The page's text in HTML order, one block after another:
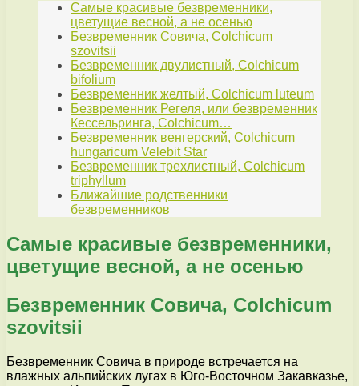
Самые красивые безвременники,
цветущие весной, а не осенью
Безвременник Совича, Colchicum
szovitsii
Безвременник двулистный, Colchicum
bifolium
Безвременник желтый, Colchicum luteum
Безвременник Регеля, или безвременник
Кессельринга, Colchicum…
Безвременник венгерский, Colchicum
hungaricum Velebit Star
Безвременник трехлистный, Colchicum
triphyllum
Ближайшие родственники
безвременников
Самые красивые безвременники,
цветущие весной, а не осенью
Безвременник Совича, Colchicum
szovitsii
Безвременник Совича в природе встречается на
влажных альпийских лугах в Юго-Восточном Закавказье,